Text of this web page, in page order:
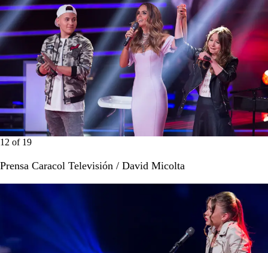
12 of 19
Prensa Caracol Televisión / David Micolta